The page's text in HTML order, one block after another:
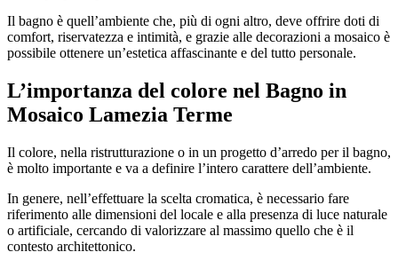
Il bagno è quell’ambiente che, più di ogni altro, deve offrire doti di
comfort, riservatezza e intimità, e grazie alle decorazioni a mosaico è
possibile ottenere un’estetica affascinante e del tutto personale.
L’importanza del colore nel Bagno in
Mosaico Lamezia Terme
Il colore, nella ristrutturazione o in un progetto d’arredo per il bagno,
è molto importante e va a definire l’intero carattere dell’ambiente.
In genere, nell’effettuare la scelta cromatica, è necessario fare
riferimento alle dimensioni del locale e alla presenza di luce naturale
o artificiale, cercando di valorizzare al massimo quello che è il
contesto architettonico.